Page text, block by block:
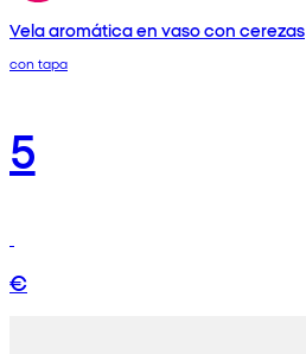
Vela aromática en vaso con cerezas
con tapa
5
€